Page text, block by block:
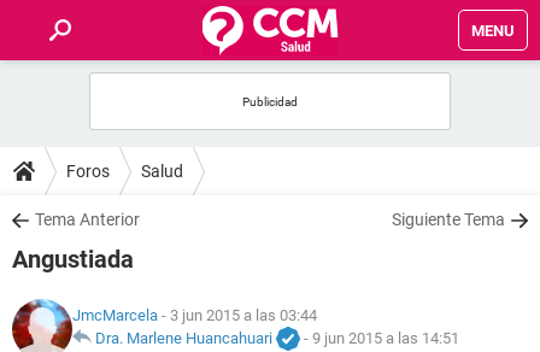
MENU
FOROS
SALUD
FAMILIA
NUTRICIÓN
Foros Salud
Tema Anterior Siguiente Tema
Angustiada
JmcMarcela - 3 jun 2015 a las 03:44
Dra. Marlene Huancahuari
- 9 jun 2015 a las 14:51